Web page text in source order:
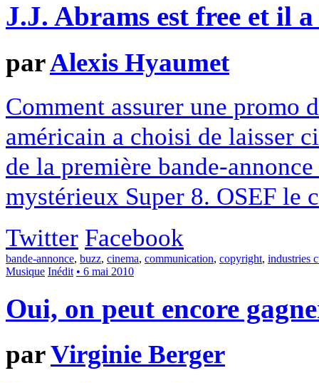
J.J. Abrams est free et il
parAlexis Hyaumet
Comment assurer une promo
américain a choisi de laisser
de la première bande-
mystérieux Super 8. OSEF le
Twitter Facebook
bande-annonce, buzz, cinema, communication, copyright, industries
Musique Inédit • 6 mai 2010
Oui, on peut encore
parVirginie Berger